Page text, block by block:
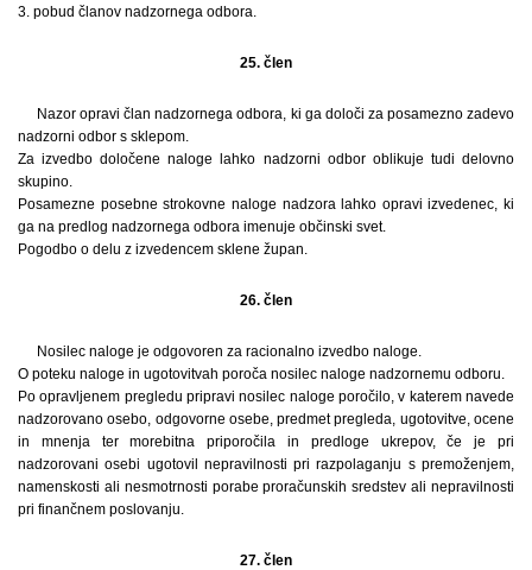
3. pobud članov nadzornega odbora.
25. člen
Nazor opravi član nadzornega odbora, ki ga določi za posamezno zadevo
nadzorni odbor s sklepom.
Za izvedbo določene naloge lahko nadzorni odbor oblikuje tudi delovno
skupino.
Posamezne posebne strokovne naloge nadzora lahko opravi izvedenec, ki
ga na predlog nadzornega odbora imenuje občinski svet.
Pogodbo o delu z izvedencem sklene župan.
26. člen
Nosilec naloge je odgovoren za racionalno izvedbo naloge.
O poteku naloge in ugotovitvah poroča nosilec naloge nadzornemu odboru.
Po opravljenem pregledu pripravi nosilec naloge poročilo, v katerem navede
nadzorovano osebo, odgovorne osebe, predmet pregleda, ugotovitve, ocene
in mnenja ter morebitna priporočila in predloge ukrepov, če je pri
nadzorovani osebi ugotovil nepravilnosti pri razpolaganju s premoženjem,
namenskosti ali nesmotrnosti porabe proračunskih sredstev ali nepravilnosti
pri finančnem poslovanju.
27. člen